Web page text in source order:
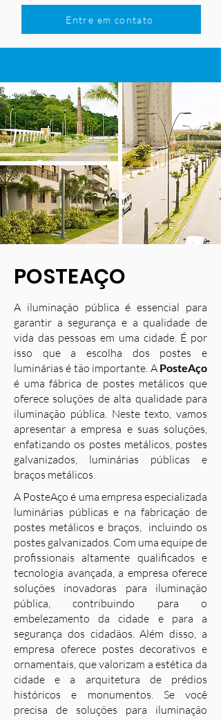
Entre em contato
POSTEAÇO
A iluminação pública é essencial para
garantir a segurança e a qualidade de
vida das pessoas em uma cidade. É por
isso que a escolha dos postes e
luminárias é tão importante. A PosteAço
é uma fábrica de postes metálicos que
oferece soluções de alta qualidade para
iluminação pública. Neste texto, vamos
apresentar a empresa e suas soluções,
enfatizando os postes metálicos, postes
galvanizados, luminárias públicas e
braços metálicos.
A PosteAço é uma empresa especializada
luminárias públicas e na fabricação de
postes metálicos e braços, incluindo os
postes galvanizados. Com uma equipe de
profissionais altamente qualificados e
tecnologia avançada, a empresa oferece
soluções inovadoras para iluminação
pública, contribuindo para o
embelezamento da cidade e para a
segurança dos cidadãos. Além disso, a
empresa oferece postes decorativos e
ornamentais, que valorizam a estética da
cidade e a arquitetura de prédios
históricos e monumentos. Se você
precisa de soluções para iluminação